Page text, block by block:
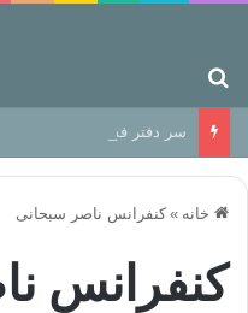
سر دفتر فساد در زمین‌،
خانه » کنفرانس ناصر سبحانی
کنفرانس